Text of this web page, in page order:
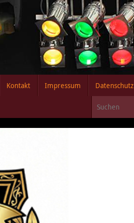
Kontakt Impressum
Datenschutz